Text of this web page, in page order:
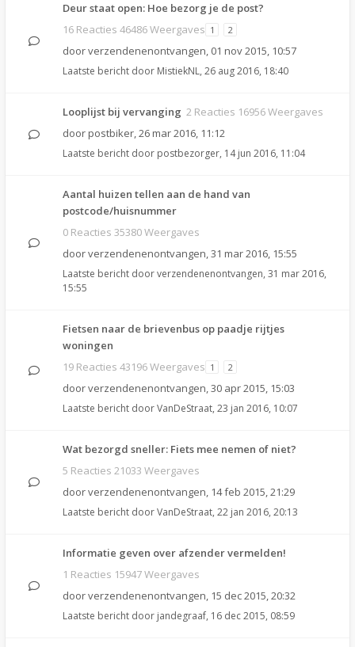
Deur staat open: Hoe bezorg je de post?
16 Reacties 46486 Weergaves 1 2
doorverzendenenontvangen, 01 nov 2015, 10:57
Laatste bericht door MistiekNL, 26 aug 2016, 18:40
Looplijst bij vervanging 2 Reacties 16956 Weergaves
door postbiker,26 mar 2016, 11:12
Laatste bericht door postbezorger, 14 jun 2016, 11:04
Aantal huizen tellen aan de hand van
postcode/huisnummer
0 Reacties 35380 Weergaves
doorverzendenenontvangen,31 mar 2016, 15:55
Laatste bericht doorverzendenenontvangen, 31 mar 2016,
15:55
Fietsen naar de brievenbus op paadje rijtjes
woningen
19 Reacties 43196 Weergaves 1 2
doorverzendenenontvangen,30 apr 2015, 15:03
Laatste bericht doorVanDeStraat, 23 jan 2016, 10:07
Wat bezorgd sneller: Fiets mee nemen of niet?
5 Reacties 21033 Weergaves
doorverzendenenontvangen, 14 feb 2015, 21:29
Laatste bericht doorVanDeStraat, 22 jan 2016, 20:13
Informatie geven over afzender vermelden!
1 Reacties 15947 Weergaves
doorverzendenenontvangen, 15 dec 2015, 20:32
Laatste bericht door jandegraaf, 16 dec 2015, 08:59